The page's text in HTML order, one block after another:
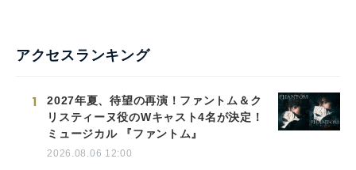
アクセスランキング
1
2027年夏、待望の再演！ファントム＆ク
リスティーヌ役のWキャスト4名が決定！
ミュージカル 『ファントム』
2026.08.06 12:00